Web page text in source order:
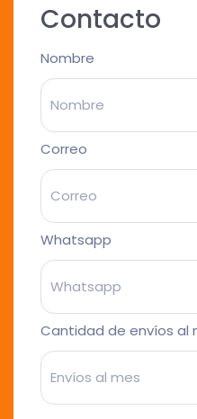
Contacto
Nombre
Correo
Whatsapp
Cantidad de envíos al